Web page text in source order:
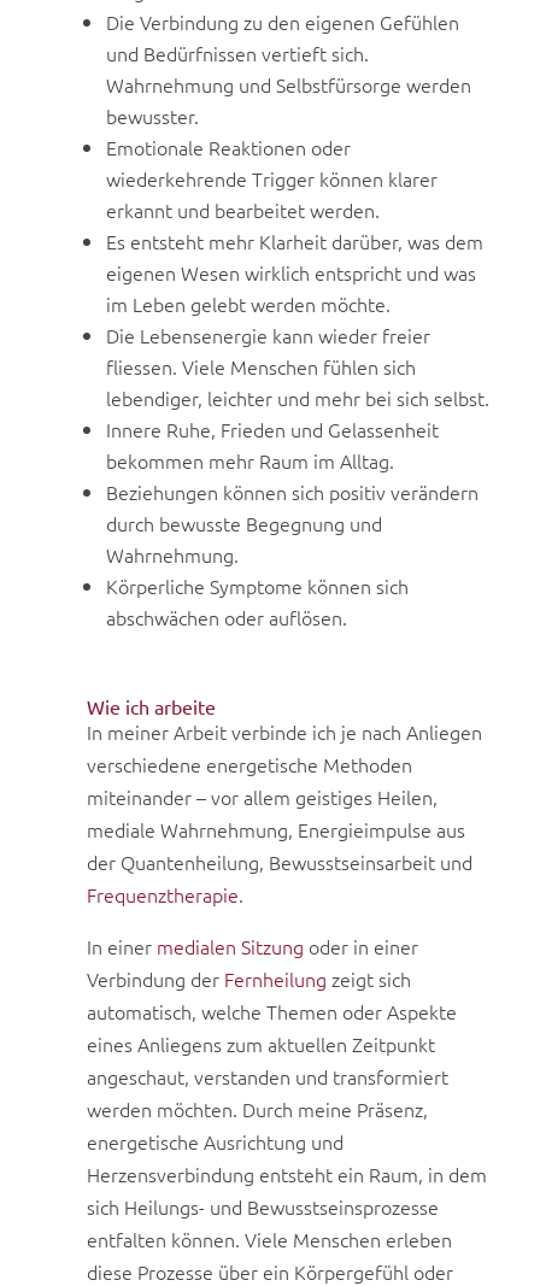
Die Verbindung zu den eigenen Gefühlen
und Bedürfnissen vertieft sich.
Wahrnehmung und Selbstfürsorge werden
bewusster.
Emotionale Reaktionen oder
wiederkehrende Trigger können klarer
erkannt und bearbeitet werden.
Es entsteht mehr Klarheit darüber, was dem
eigenen Wesen wirklich entspricht und was
im Leben gelebt werden möchte.
Die Lebensenergie kann wieder freier
fliessen. Viele Menschen fühlen sich
lebendiger, leichter und mehr bei sich selbst.
Innere Ruhe, Frieden und Gelassenheit
bekommen mehr Raum im Alltag.
Beziehungen können sich positiv verändern
durch bewusste Begegnung und
Wahrnehmung.
Körperliche Symptome können sich
abschwächen oder auflösen.
Wie ich arbeite
In meiner Arbeit verbinde ich je nach Anliegen
verschiedene energetische Methoden
miteinander – vor allem geistiges Heilen,
mediale Wahrnehmung, Energieimpulse aus
der Quantenheilung, Bewusstseinsarbeit und
Frequenztherapie.
In einer medialen Sitzung oder in einer
Verbindung der Fernheilung zeigt sich
automatisch, welche Themen oder Aspekte
eines Anliegens zum aktuellen Zeitpunkt
angeschaut, verstanden und transformiert
werden möchten. Durch meine Präsenz,
energetische Ausrichtung und
Herzensverbindung entsteht ein Raum, in dem
sich Heilungs- und Bewusstseinsprozesse
entfalten können. Viele Menschen erleben
diese Prozesse über ein Körpergefühl oder